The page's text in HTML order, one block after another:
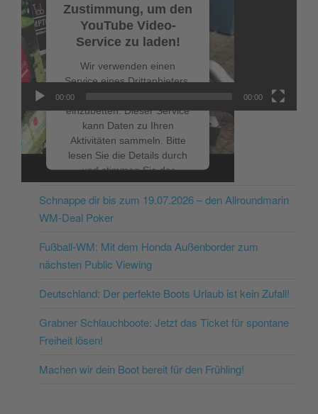
Zustimmung, um den
YouTube Video-
Service zu laden!
Wir verwenden einen
Service eines Drittanbieters,
einzubetten. Dieser Service
kann Daten zu Ihren
Aktivitäten sammeln. Bitte
lesen Sie die Details durch
und stimmen Sie der
Nutzung des Service zu, um
dieses Video anzusehen.
Mehr Informationen
powered by
Consent Management
00:00 00:00
NEUESTE BEITRÄGE
Schnappe dir bis zum 19.07.2026 – den Allroundmarin
WM-Deal Poker
Fußball-WM: Mit dem Honda Außenborder zum
nächsten Public Viewing
Deutschland: Der perfekte Boots Urlaub ist kein Zufall!
Grabner Schlauchboote: Jetzt das Ticket für spontane
Freiheit lösen!
Machen wir dein Boot bereit für den Frühling!